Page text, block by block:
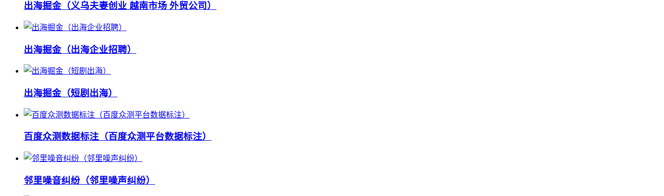
出海掘金（义乌夫妻创业 越南市场 外贸公司）
出海掘金（出海企业招聘）
出海掘金（短剧出海）
百度众测数据标注（百度众测平台数据标注）
邻里噪音纠纷（邻里噪声纠纷）